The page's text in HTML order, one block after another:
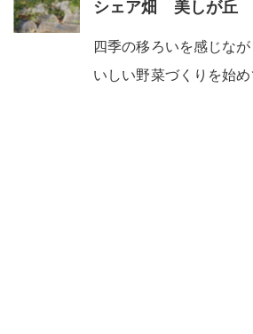
シェア畑 美しが丘
四季の移ろいを感じな
いしい野菜づくりを始